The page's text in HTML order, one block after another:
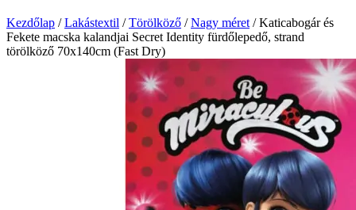
Kezdőlap /Lakástextil /Törölköző /Nagy méret / Katicabogár és
Fekete macska kalandjai Secret Identity fürdőlepedő, strand
törölköző 70x140cm (Fast Dry)